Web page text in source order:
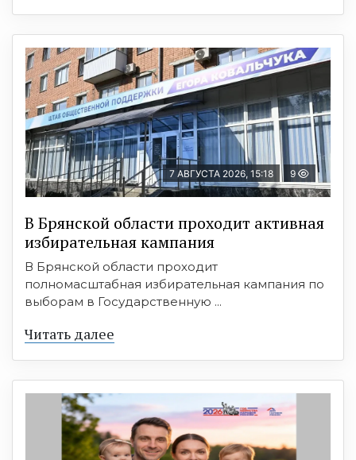
7 АВГУСТА 2026, 15:18 9
В Брянской области проходит активная
избирательная кампания
В Брянской области проходит
полномасштабная избирательная кампания по
выборам в Государственную ...
Читать далее